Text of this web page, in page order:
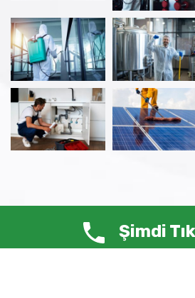
© Copyright 2025 ANTİ HAŞERE –
Şimdi